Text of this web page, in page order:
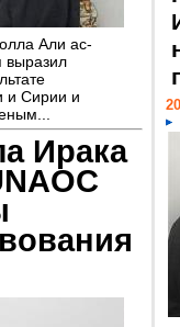
Али ас-
выразил
и Сирии и
Ирака